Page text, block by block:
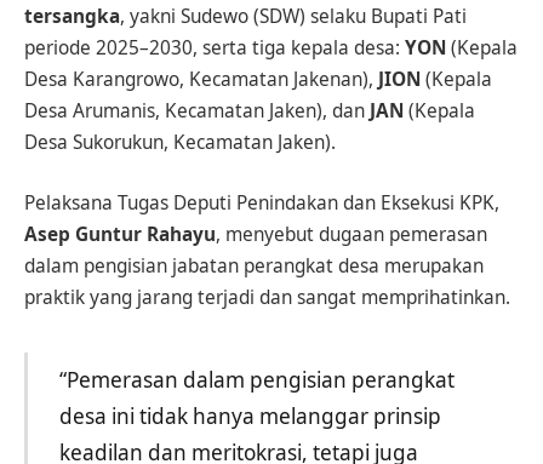
tersangka, yakni Sudewo (SDW) selaku Bupati Pati
periode 2025–2030, serta tiga kepala desa: YON (Kepala
Desa Karangrowo, Kecamatan Jakenan), JION (Kepala
Desa Arumanis, Kecamatan Jaken), danJAN (Kepala
Desa Sukorukun, Kecamatan Jaken).
Pelaksana Tugas Deputi Penindakan dan Eksekusi KPK,
Asep Guntur Rahayu, menyebut dugaan pemerasan
dalam pengisian jabatan perangkat desa merupakan
praktik yang jarang terjadi dan sangat memprihatinkan.
“Pemerasan dalam pengisian perangkat
desa ini tidak hanya melanggar prinsip
keadilan dan meritokrasi, tetapi juga